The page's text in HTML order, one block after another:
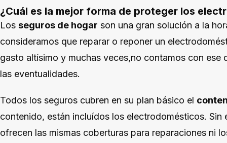
¿Cuál es la mejor forma de proteger los
Los seguros de hogar son una gran solución a la
consideramos que reparar o reponer un
gasto altísimo y muchas veces,no contamos con ese
las eventualidades.
Todos los seguros cubren en su plan básico el
contenido, están incluídos los electrodomésticos.
ofrecen las mismas coberturas para reparaciones ni